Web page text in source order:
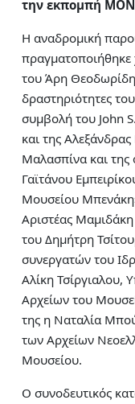
την εκπομπή
Η αναδρομική
του Άρη
δραστηριότητες
συμβολή του John
και της
Μαλασπίνα και της
Γαϊτάνου
Μουσείου
Αριστέας
του Δημήτρη
συνεργατών του
Αλίκη
Αρχείων του
της η Ναταλία
των Αρχείων
Μουσείου.
Ο συνοδευτικός